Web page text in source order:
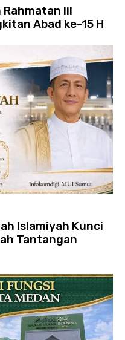
Rahmatan lil
Abad ke-15 H
Islamiyah Kunci
Tantangan